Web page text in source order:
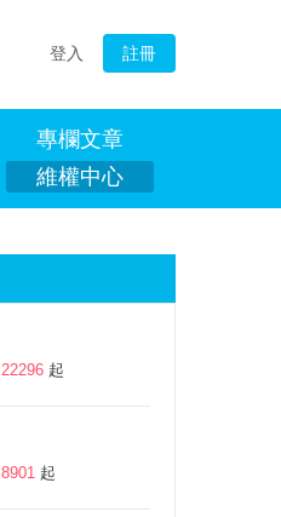
登入 註冊
專欄文章
維權中心
22296 起
8901 起